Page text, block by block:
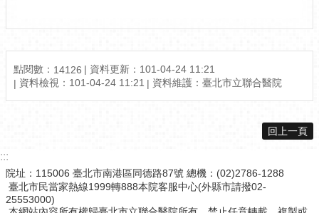
點閱數： 14126
資料更新：101-04-24 11:21
資料檢視：101-04-24 11:21
資料維護：臺北市立聯合醫院
回上一頁
:::
院址：115006 臺北市南港區同德路87號 總機：(02)2786-1288
臺北市民當家熱線1999轉888本院客服中心(外縣市請撥02-
25553000)